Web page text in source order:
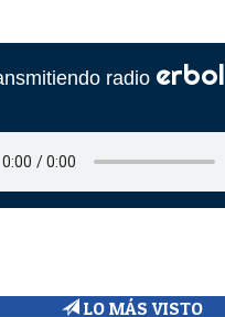
radio erbol
LO MÁS VISTO